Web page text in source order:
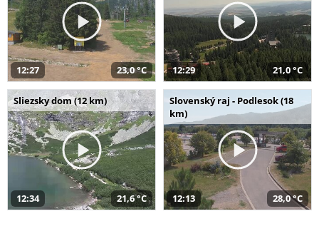
12:27 23,0 °C 12:29 21,0 °C
Sliezsky dom (12 km)
12:34 21,6 °C
Slovenský raj - Podlesok (18
km)
12:13 28,0 °C